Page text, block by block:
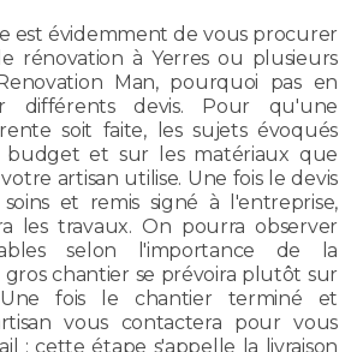
est évidemment de vous procurer
rénovation à Yerres ou plusieurs
Man, pourquoi pas en
différents devis. Pour qu'une
soit faite, les sujets évoqués
et sur les matériaux que
artisan utilise. Une fois le devis
et remis signé à l'entreprise,
les travaux. On pourra observer
selon l'importance de la
chantier se prévoira plutôt sur
Une fois le chantier terminé et
vous contactera pour vous
: cette étape s'appelle la livraison